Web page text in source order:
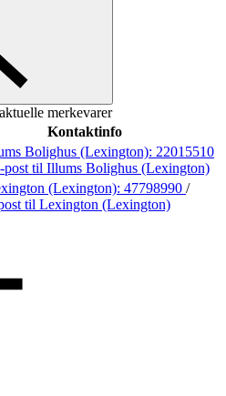
merkevarer
Kontaktinfo
Bolighus (Lexington): 22015510
post til Illums Bolighus (Lexington)
(Lexington): 47798990 /
til Lexington (Lexington)